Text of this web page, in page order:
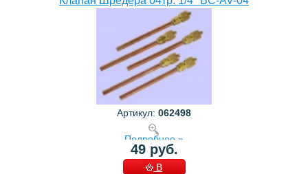
Артикул: 062498
Подробнее »
49 руб.
В